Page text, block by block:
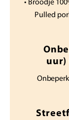
• Broodje
Pulled
uur)